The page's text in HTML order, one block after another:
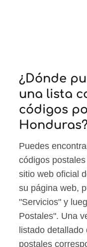
¿Dónde
una lista
códigos
Puedes
códigos
sitio web oficial
su página web,
"Servicios" y
Postales". Una
listado detallado
postales